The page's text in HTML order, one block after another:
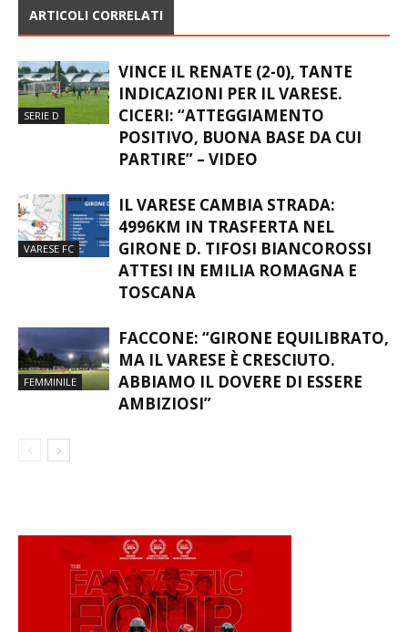
ARTICOLI CORRELATI
SERIE D
VINCE IL RENATE (2-0), TANTE
INDICAZIONI PER IL VARESE.
CICERI: “ATTEGGIAMENTO
POSITIVO, BUONA BASE DA CUI
PARTIRE” – VIDEO
VARESE FC
IL VARESE CAMBIA STRADA:
4996KM IN TRASFERTA NEL
GIRONE D. TIFOSI BIANCOROSSI
ATTESI IN EMILIA ROMAGNA E
TOSCANA
FEMMINILE
FACCONE: “GIRONE EQUILIBRATO,
MA IL VARESE È CRESCIUTO.
ABBIAMO IL DOVERE DI ESSERE
AMBIZIOSI”